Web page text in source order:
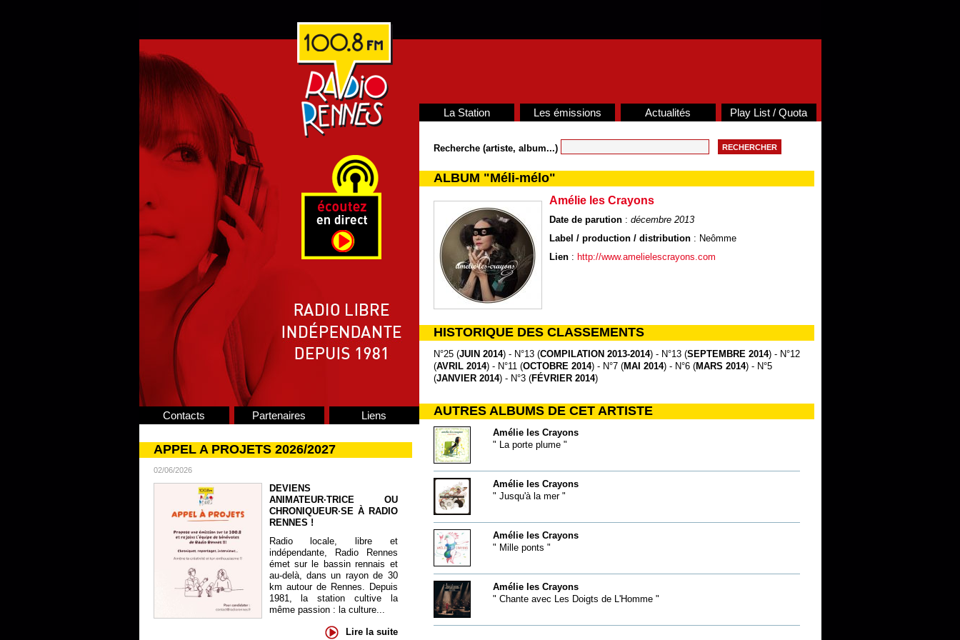
Contacts Partenaires Liens
APPEL A PROJETS 2026/2027
02/06/2026
DEVIENS
ANIMATEUR·TRICE OU
CHRONIQUEUR·SE À RADIO
RENNES !
Radio locale, libre et
indépendante, Radio Rennes
émet sur le bassin rennais et
au-delà, dans un rayon de 30
km autour de Rennes. Depuis
1981, la station cultive la
même passion : la culture...
Lire la suite
La Station Les émissions Actualités Play List / Quota
Recherche (artiste, album...)
ALBUM "Méli-mélo"
Amélie les Crayons
Date de parution: décembre 2013
Label / production / distribution: Neômme
Lien: http://www.amelielescrayons.com
HISTORIQUE DES CLASSEMENTS
N°25 (JUIN 2014) - N°13 (COMPILATION 2013-2014) - N°13 (SEPTEMBRE 2014) - N°12
(AVRIL 2014) - N°11 (OCTOBRE 2014) - N°7 (MAI 2014) - N°6 (MARS 2014) - N°5
(JANVIER 2014) - N°3 (FÉVRIER 2014)
AUTRES ALBUMS DE CET ARTISTE
Amélie les Crayons
" La porte plume "
Amélie les Crayons
" Jusqu'à la mer "
Amélie les Crayons
" Mille ponts "
Amélie les Crayons
" Chante avec Les Doigts de L'Homme "